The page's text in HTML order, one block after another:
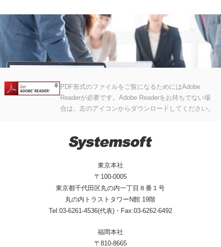
PDF形式のファイルをご覧になるためにはAdobe
Readerが必要です。Adobe Readerをお持ちでない場
合は、左のアイコンからダウンロードしてください。
東京本社
〒100-0005
東京都千代田区丸の内一丁目８番１号
丸の内トラストタワーN館 19階
Tel:03-6261-4536(代表)・Fax:03-6262-6492
福岡本社
〒810-8665